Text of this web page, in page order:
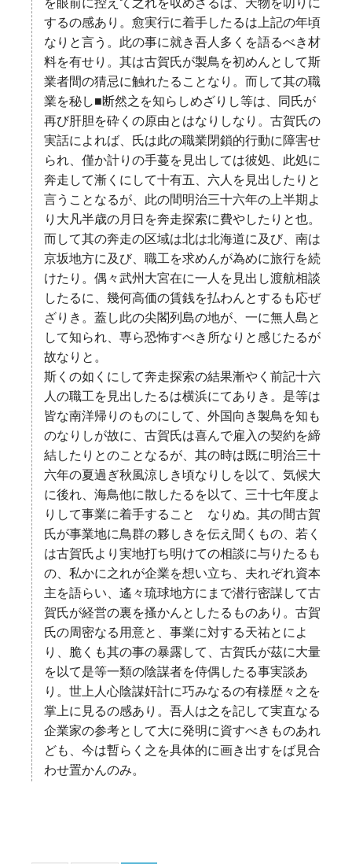
するの感あり。愈実行に着手したるは上記の年頃
なりと言う。此の事に就き吾人多くを語るべき材
料を有せり。其は古賀氏が製鳥を初めんとして斯
業者間の猜忌に触れたることなり。而して其の職
業を秘し■断然之を知らしめざりし等は、同氏が
再び肝胆を砕くの原由とはなりしなり。古賀氏の
実話によれば、氏は此の職業閉鎖的行動に障害せ
られ、僅か計りの手蔓を見出しては彼処、此処に
奔走して漸くにして十有五、六人を見出したりと
言うことなるが、此の間明治三十六年の上半期よ
り大凡半歳の月日を奔走探索に費やしたりと也。
而して其の奔走の区域は北は北海道に及び、南は
京坂地方に及び、職工を求めんが為めに旅行を続
けたり。偶々武州大宮在に一人を見出し渡航相談
したるに、幾何高価の賃銭を払わんとするも応ぜ
ざりき。蓋し此の尖閣列島の地が、一に無人島と
して知られ、専ら恐怖すべき所なりと感じたるが
故なりと。
斯くの如くにして奔走探索の結果漸やく前記十六
人の職工を見出したるは横浜にてありき。是等は
皆な南洋帰りのものにして、外国向き製鳥を知も
のなりしが故に、古賀氏は喜んで雇入の契約を締
結したりとのことなるが、其の時は既に明治三十
六年の夏過ぎ秋風涼しき頃なりしを以て、気候大
に後れ、海鳥他に散したるを以て、三十七年度よ
りして事業に着手することゝなりぬ。其の間古賀
氏が事業地に鳥群の夥しきを伝え聞くもの、若く
は古賀氏より実地打ち明けての相談に与りたるも
の、私かに之れが企業を想い立ち、夫れぞれ資本
主を語らい、遙々琉球地方にまで潜行密謀して古
賀氏が経営の裏を搔かんとしたるものあり。古賀
氏の周密なる用意と、事業に対する天祐とによ
り、脆くも其の事の暴露して、古賀氏が茲に大量
を以て是等一類の陰謀者を侍偶したる事実談あ
り。世上人心陰謀奸計に巧みなるの有様歴々之を
掌上に見るの感あり。吾人は之を記して実直なる
企業家の参考として大に発明に資すべきものあれ
ども、今は暫らく之を具体的に画き出すをば見合
わせ置かんのみ。